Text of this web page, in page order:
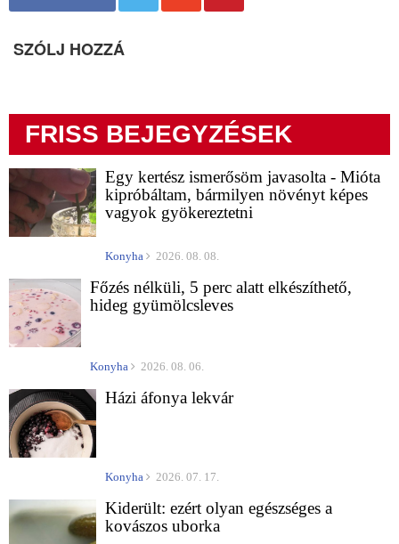
SZÓLJ HOZZÁ
FRISS BEJEGYZÉSEK
Egy kertész ismerősöm javasolta - Mióta
kipróbáltam, bármilyen növényt képes
vagyok gyökereztetni
Konyha 2026. 08. 08.
Főzés nélküli, 5 perc alatt elkészíthető,
hideg gyümölcsleves
Konyha 2026. 08. 06.
Házi áfonya lekvár
Konyha 2026. 07. 17.
Kiderült: ezért olyan egészséges a
kovászos uborka